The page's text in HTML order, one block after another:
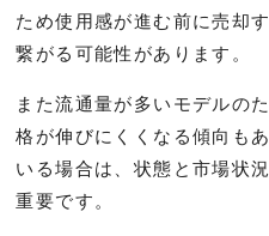
ため使用感が進む前に売却
繋がる可能性があります。
また流通量が多いモデルの
格が伸びにくくなる傾向も
いる場合は、状態と市場状
重要です。